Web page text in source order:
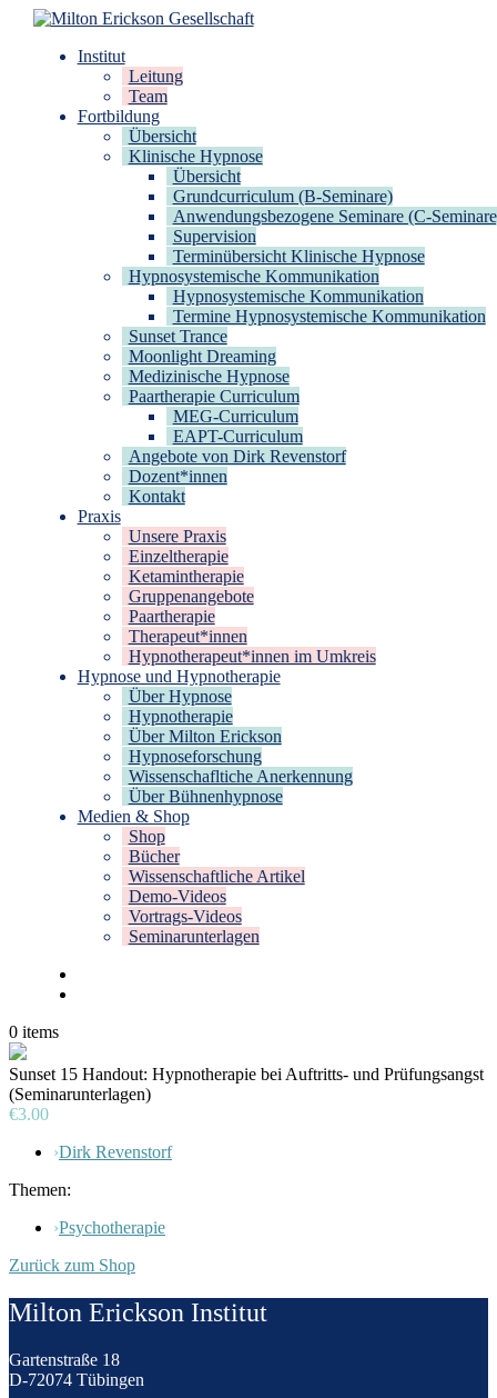
Zum
springenMilton Erickson Gesellschaft
für klinische Hypnose – Regionalstelle Tübingen
Institut
Leitung
Team
Fortbildung
Übersicht
Klinische Hypnose
Übersicht
Grundcurriculum (B-Seminare)
Anwendungsbezogene Seminare (C-
Supervision
Terminübersicht Klinische Hypnose
Hypnosystemische Kommunikation
Hypnosystemische Kommunikation
Termine Hypnosystemische Kommunikation
Sunset Trance
Moonlight Dreaming
Medizinische Hypnose
Paartherapie Curriculum
MEG-Curriculum
EAPT-Curriculum
Angebote von Dirk Revenstorf
Dozent*innen
Kontakt
Praxis
Unsere Praxis
Einzeltherapie
Ketamintherapie
Gruppenangebote
Paartherapie
Therapeut*innen
Hypnotherapeut*innen im Umkreis
Hypnose und Hypnotherapie
Über Hypnose
Hypnotherapie
Über Milton Erickson
Hypnoseforschung
Wissenschafltiche Anerkennung
Über Bühnenhypnose
Medien & Shop
Shop
Bücher
Wissenschaftliche Artikel
Demo-Videos
Vortrags-Videos
Seminarunterlagen
0 items
Sunset 15 Handout: Hypnotherapie bei Auftritts- und Prüfungsangst
(Seminarunterlagen)
€3.00
›Dirk Revenstorf
Themen:
›Psychotherapie
Zurück zum Shop
Milton Erickson Institut
Gartenstraße 18
D-72074 Tübingen